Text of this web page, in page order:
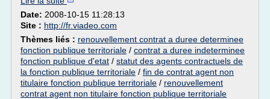
Date: 2008-10-15 11:28:13
Site : http://fr.viadeo.com
Thèmes liés : renouvellement contrat a duree determinee
fonction publique territoriale / contrat a duree indeterminee
fonction publique d'etat / statut des agents contractuels de
la fonction publique territoriale / fin de contrat agent non
titulaire fonction publique territoriale / renouvellement
contrat agent non titulaire fonction publique territoriale